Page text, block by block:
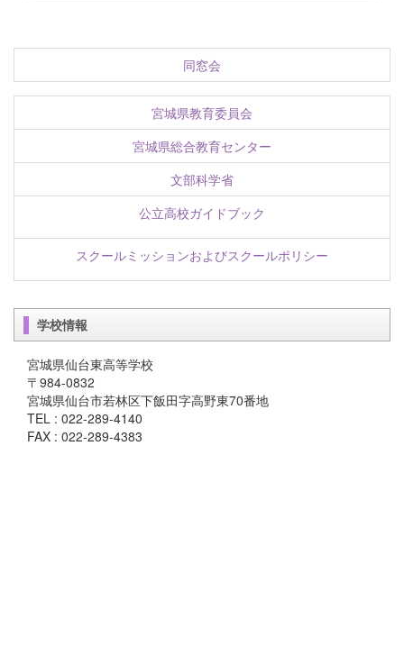
同窓会
宮城県教育委員会
宮城県総合教育センター
文部科学省
公立高校ガイドブック
スクールミッションおよびスクールポリシー
学校情報
宮城県仙台東高等学校
〒984-0832
宮城県仙台市若林区下飯田字高野東70番地
TEL : 022-289-4140
FAX : 022-289-4383